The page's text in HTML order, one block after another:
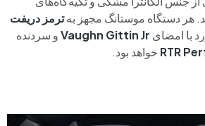
هر دستگاه موستانگ مجهز بهترمز دریفت
با امضای Vaughn Gittin Jrو سردنده
RTR خواهد بود.